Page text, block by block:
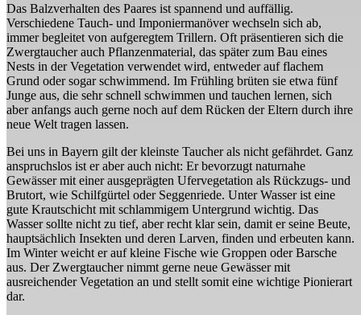
Das Balzverhalten des Paares ist spannend und auffällig.
Verschiedene Tauch- und Imponiermanöver wechseln sich ab,
immer begleitet von aufgeregtem Trillern. Oft präsentieren sich die
Zwergtaucher auch Pflanzenmaterial, das später zum Bau eines
Nests in der Vegetation verwendet wird, entweder auf flachem
Grund oder sogar schwimmend. Im Frühling brüten sie etwa fünf
Junge aus, die sehr schnell schwimmen und tauchen lernen, sich
aber anfangs auch gerne noch auf dem Rücken der Eltern durch ihre
neue Welt tragen lassen.
Bei uns in Bayern gilt der kleinste Taucher als nicht gefährdet. Ganz
anspruchslos ist er aber auch nicht: Er bevorzugt naturnahe
Gewässer mit einer ausgeprägten Ufervegetation als Rückzugs- und
Brutort, wie Schilfgürtel oder Seggenriede. Unter Wasser ist eine
gute Krautschicht mit schlammigem Untergrund wichtig. Das
Wasser sollte nicht zu tief, aber recht klar sein, damit er seine Beute,
hauptsächlich Insekten und deren Larven, finden und erbeuten kann.
Im Winter weicht er auf kleine Fische wie Groppen oder Barsche
aus. Der Zwergtaucher nimmt gerne neue Gewässer mit
ausreichender Vegetation an und stellt somit eine wichtige Pionierart
dar.